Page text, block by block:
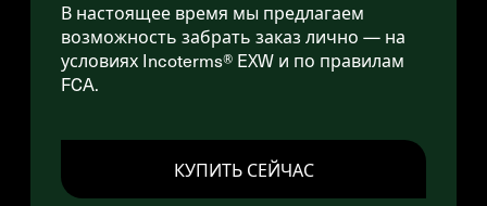
В настоящее время мы предлагаем
возможность забрать заказ лично — на
условиях Incoterms® EXW и по правилам
FCA.
КУПИТЬ СЕЙЧАС